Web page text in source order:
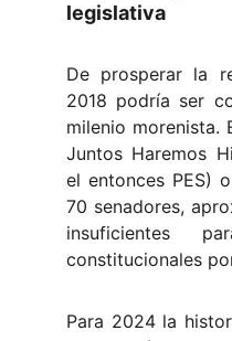
legislativa
De prosperar la
2018 podría ser
milenio morenista.
Juntos Haremos
el entonces PES)
70 senadores,
insuficientes
constitucionales
Para 2024 la